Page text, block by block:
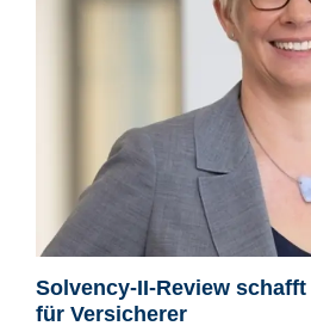
Solvency-II-Review
für Versicherer